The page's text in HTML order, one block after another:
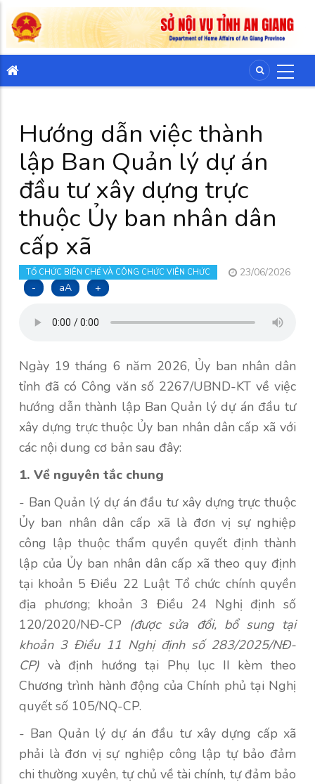
Hướng dẫn việc thành
lập Ban Quản lý dự án
đầu tư xây dựng trực
thuộc Ủy ban nhân dân
cấp xã
TỔ CHỨC BIÊN CHẾ VÀ CÔNG CHỨC VIÊN CHỨC
23/06/2026
-
aA +
Ngày 19 tháng 6 năm 2026, Ủy ban nhân dân
tỉnh đã có Công văn số 2267/UBND-KT về việc
hướng dẫn thành lập Ban Quản lý dự án đầu tư
xây dựng trực thuộc Ủy ban nhân dân cấp xã với
các nội dung cơ bản sau đây:
1. Về nguyên tắc chung
- Ban Quản lý dự án đầu tư xây dựng trực thuộc
Ủy ban nhân dân cấp xã là đơn vị sự nghiệp
công lập thuộc thẩm quyền quyết định thành
lập của Ủy ban nhân dân cấp xã theo quy định
tại khoản 5 Điều 22 Luật Tổ chức chính quyền
địa phương; khoản 3 Điều 24 Nghị định số
120/2020/NĐ-CP (được sửa đổi, bổ sung tại
khoản 3 Điều 11 Nghị định số 283/2025/NĐ-
CP) và định hướng tại Phụ lục II kèm theo
Chương trình hành động của Chính phủ tại Nghị
quyết số 105/NQ-CP.
- Ban Quản lý dự án đầu tư xây dựng cấp xã
phải là đơn vị sự nghiệp công lập tự bảo đảm
chi thường xuyên, tự chủ về tài chính, tự đảm bảo